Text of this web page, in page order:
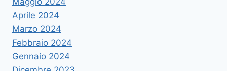
Aprile 2024
Marzo 2024
Febbraio 2024
Gennaio 2024